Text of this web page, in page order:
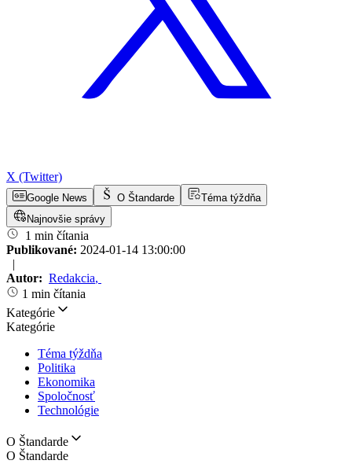
X (Twitter)
Google News O Štandarde
Téma týždňa
Najnovšie správy
1 min čítania
Publikované: 2024-01-14 13:00:00
|
Autor: Redakcia,
1 min čítania
Kategórie
Kategórie
Téma týždňa
Politika
Ekonomika
Spoločnosť
Technológie
O Štandarde
O Štandarde